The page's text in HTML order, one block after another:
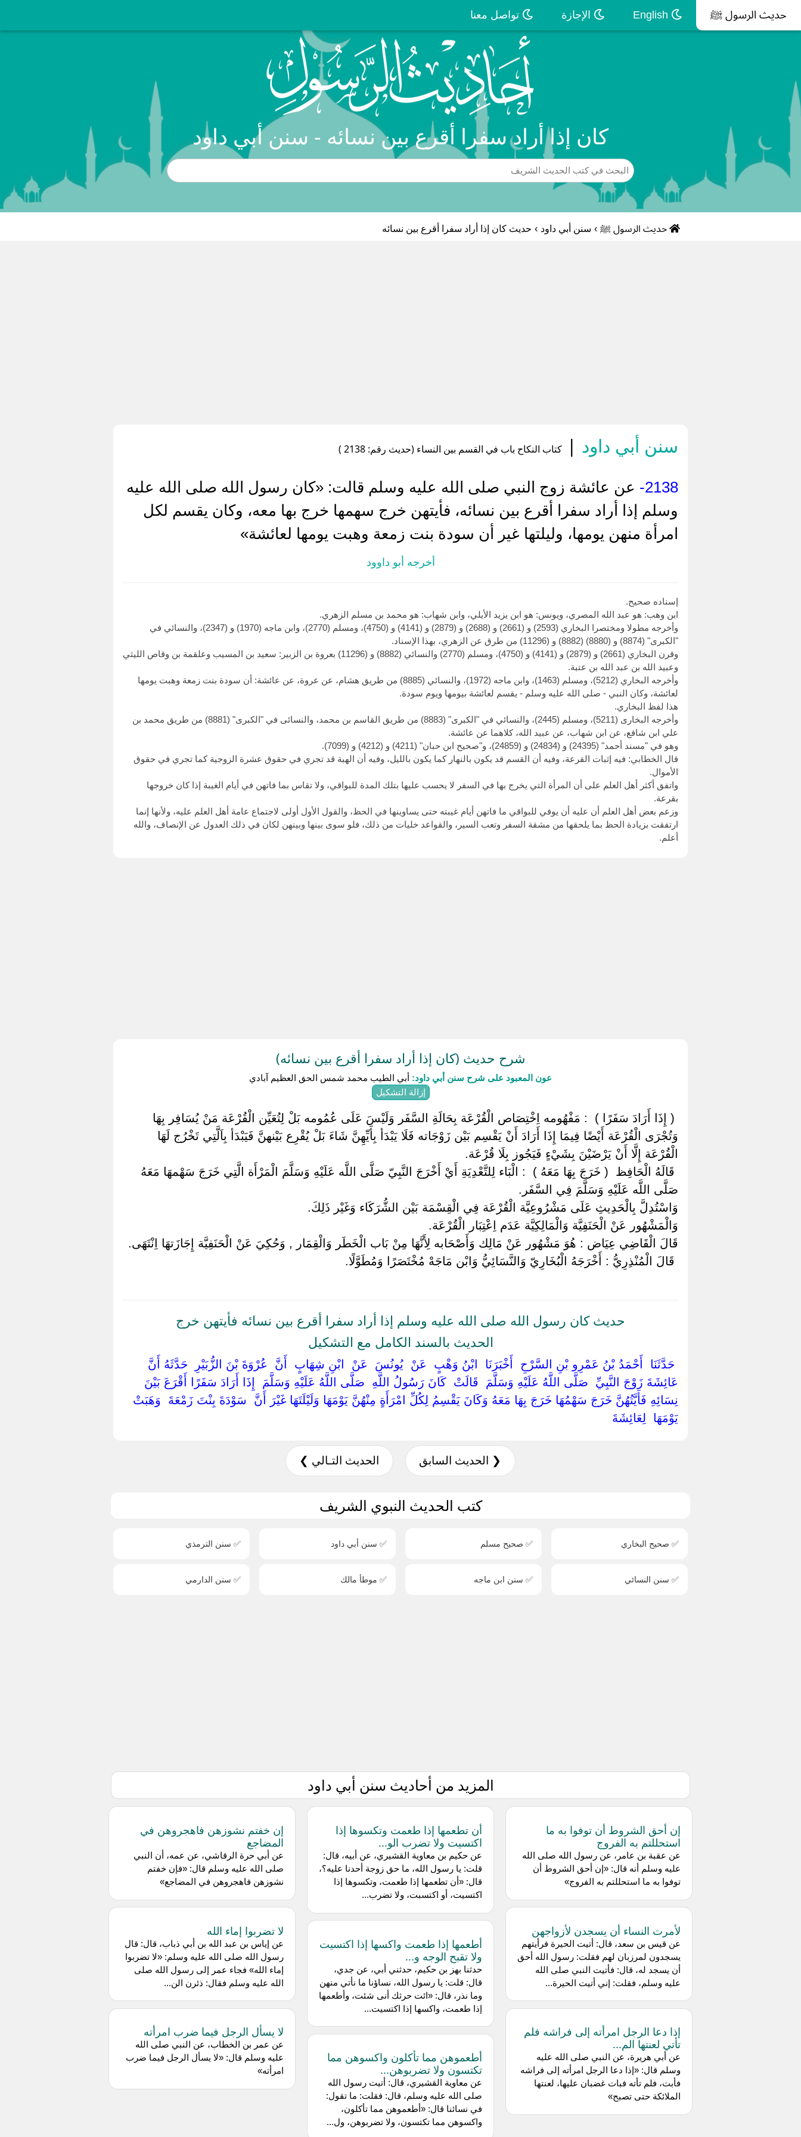
حديث الرسول ﷺ الإجازة تواصل معنا
كان إذا أراد سفرا أقرع بين نسائه - سنن أبي داود
حديث الرسول ﷺ › سنن أبي داود › حديث كان إذا أراد سفرا أقرع بين نسائه
سنن أبي داود | كتاب النكاح باب في القسم بين النساء (حديث رقم: 2138 )
2138-
عن عائشة زوج النبي صلى الله عليه وسلم قالت: «كان رسول الله صلى الله عليه
وسلم إذا أراد سفرا أقرع بين نسائه، فأيتهن خرج سهمها خرج بها معه، وكان يقسم لكل
امرأة منهن يومها، وليلتها غير أن سودة بنت زمعة وهبت يومها لعائشة»
أخرجه أبو داوود
إسناده صحيح.
ابن وهب: هو عبد الله المصري، ويونس: هو ابن يزيد الأيلي، وابن شهاب: هو محمد بن مسلم الزهري.
وأخرجه مطولا ومختصرا البخاري (2593) و (2661) و (2688) و (2879) و (4141) و (4750)، ومسلم (2770)، وابن ماجه (1970) و (2347)، والنسائي في
"الكبرى" (8874) و (8880) (8882) و (11296) من طرق عن الزهري، بهذا الإسناد.
وقرن البخاري (2661) و (2879) و (4141) و (4750)، ومسلم (2770) والنسائي (8882) و (11296) بعروة بن الزبير: سعيد بن المسيب وعلقمة بن وقاص الليثي
وعبيد الله بن عبد الله بن عتبة.
وأخرجه البخاري (5212)، ومسلم (1463)، وابن ماجه (1972)، والنسائي (8885) من طريق هشام، عن عروة، عن عائشة: أن سودة بنت زمعة وهبت يومها
لعائشة، وكان النبي - صلى الله عليه وسلم - يقسم لعائشة بيومها ويوم سودة.
هذا لفظ البخاري.
وأخرجه البخارى (5211)، ومسلم (2445)، والنسائي في "الكبرى" (8883) من طريق القاسم بن محمد، والنسائى في "الكبرى" (8881) من طريق محمد بن
علي ابن شافع، عن ابن شهاب، عن عبيد الله، كلاهما عن عائشة.
وهو في "مسند أحمد" (24395) و (24834) و (24859)، و"صحيح ابن حبان" (4211) و (4212) و (7099).
قال الخطابي: فيه إثبات القرعة، وفيه أن القسم قد يكون بالنهار كما يكون بالليل، وفيه أن الهبة قد تجري في حقوق عشرة الزوجية كما تجري في حقوق
الأموال.
واتفق أكثر أهل العلم على أن المرأة التي يخرج بها في السفر لا يحسب عليها بتلك المدة للبواقي، ولا تقاس بما فاتهن في أيام الغيبة إذا كان خروجها
بقرعة.
وزعم بعض أهل العلم أن عليه أن يوفي للبواقي ما فاتهن أيام غيبته حتى يساوينها في الحظ، والقول الأول أولى لاجتماع عامة أهل العلم عليه، ولأنها إنما
ارتفقت بزيادة الحظ بما يلحقها من مشقة السفر وتعب السير، والقواعد خليات من ذلك، فلو سوى بينها وبينهن لكان في ذلك العدول عن الإنصاف، والله
أعلم.
شرح حديث (كان إذا أراد سفرا أقرع بين نسائه)
عون المعبود على شرح سنن أبي داود: أبي الطيب محمد شمس الحق العظيم آبادي
إزالة التشكيل
‏ ‏( إِذَا أَرَادَ سَفَرًا ) ‏ ‏: مَفْهُومه اِخْتِصَاص الْقُرْعَة بِحَالَةِ السَّفَر وَلَيْسَ عَلَى عُمُومه بَلْ لِتُعَيِّن الْقُرْعَة مَنْ يُسَافِر بِهَا
وَتُجْرَى الْقُرْعَة أَيْضًا فِيمَا إِذَا أَرَادَ أَنْ يَقْسِم بَيْن زَوْجَاته فَلَا يَبْدَأ بِأَيِّهِنَّ شَاءَ بَلْ يُقْرِع بَيْنهنَّ فَيَبْدَأ بِاَلَّتِي تَخْرُج لَهَا
الْقُرْعَة إِلَّا أَنْ يَرْضَيْنَ بِشَيْءٍ فَيَجُوز بِلَا قُرْعَة.
‏ ‏قَالَهُ الْحَافِظ ‏ ‏( خَرَجَ بِهَا مَعَهُ ) ‏ ‏: الْبَاء لِلتَّعْدِيَةِ أَيْ أَخْرَجَ النَّبِيّ صَلَّى اللَّه عَلَيْهِ وَسَلَّمَ الْمَرْأَة الَّتِي خَرَجَ سَهْمهَا مَعَهُ
صَلَّى اللَّه عَلَيْهِ وَسَلَّمَ فِي السَّفَر.
وَاسْتُدِلَّ بِالْحَدِيثِ عَلَى مَشْرُوعِيَّة الْقُرْعَة فِي الْقِسْمَة بَيْن الشُّرَكَاء وَغَيْر ذَلِكَ.
وَالْمَشْهُور عَنْ الْحَنَفِيَّة وَالْمَالِكِيَّة عَدَم اِعْتِبَار الْقُرْعَة.
قَالَ الْقَاضِي عِيَاض : هُوَ مَشْهُور عَنْ مَالِك وَأَصْحَابه لِأَنَّهَا مِنْ بَاب الْخَطَر وَالْقِمَار , وَحُكِيَ عَنْ الْحَنَفِيَّة إِجَازَتهَا اِنْتَهَى.
‏ ‏قَالَ الْمُنْذِرِيُّ : أَخْرَجَهُ الْبُخَارِيّ وَالنَّسَائِيُّ وَابْن مَاجَهْ مُخْتَصَرًا وَمُطَوَّلًا.
حديث كان رسول الله صلى الله عليه وسلم إذا أراد سفرا أقرع بين نسائه فأيتهن خرج
الحديث بالسند الكامل مع التشكيل
‏ ‏حَدَّثَنَا ‏ ‏أَحْمَدُ بْنُ عَمْرِو بْنِ السَّرْحِ ‏ ‏أَخْبَرَنَا ‏ ‏ابْنُ وَهْبٍ ‏ ‏عَنْ ‏ ‏يُونُسَ ‏ ‏عَنْ ‏ ‏ابْنِ شِهَابٍ ‏ ‏أَنَّ ‏ ‏عُرْوَةَ بْنَ الزُّبَيْرِ ‏ ‏حَدَّثَهُ أَنَّ ‏
‏عَائِشَةَ زَوْجَ النَّبِيِّ ‏ ‏صَلَّى اللَّهُ عَلَيْهِ وَسَلَّمَ ‏ ‏قَالَتْ ‏ ‏كَانَ رَسُولُ اللَّهِ ‏ ‏صَلَّى اللَّهُ عَلَيْهِ وَسَلَّمَ ‏ ‏إِذَا أَرَادَ سَفَرًا أَقْرَعَ بَيْنَ
نِسَائِهِ فَأَيَّتُهُنَّ خَرَجَ سَهْمُهَا خَرَجَ بِهَا مَعَهُ وَكَانَ يَقْسِمُ لِكُلِّ امْرَأَةٍ مِنْهُنَّ يَوْمَهَا وَلَيْلَتَهَا غَيْرَ أَنَّ ‏ ‏سَوْدَةَ بِنْتَ زَمْعَةَ ‏ ‏وَهَبَتْ
يَوْمَهَا ‏ ‏لِعَائِشَةَ ‏
❮ الحديث السابق الحديث التـالي ❯
كتب الحديث النبوي الشريف
✅ صحيح البخاري ✅ صحيح مسلم ✅ سنن أبي داود ✅ سنن الترمذي
✅ سنن النسائي ✅ سنن ابن ماجه ✅ موطأ مالك ✅ سنن الدارمي
المزيد من أحاديث سنن أبي داود
إن أحق الشروط أن توفوا به ما
استحللتم به الفروج
عن عقبة بن عامر، عن رسول الله صلى الله
عليه وسلم أنه قال: «إن أحق الشروط أن
توفوا به ما استحللتم به الفروج»
لأمرت النساء أن يسجدن لأزواجهن
عن قيس بن سعد، قال: أتيت الحيرة فرأيتهم
يسجدون لمرزبان لهم فقلت: رسول الله أحق
أن يسجد له، قال: فأتيت النبي صلى الله
عليه وسلم، فقلت: إني أتيت الحيرة...
إذا دعا الرجل امرأته إلى فراشه فلم
تأتي لعنتها الم...
عن أبي هريرة، عن النبي صلى الله عليه
وسلم قال: «إذا دعا الرجل امرأته إلى فراشه
فأبت، فلم تأته فبات غضبان عليها، لعنتها
الملائكة حتى تصبح»
أن تطعمها إذا طعمت وتكسوها إذا
اكتسيت ولا تضرب الو...
عن حكيم بن معاوية القشيري، عن أبيه، قال:
قلت: يا رسول الله، ما حق زوجة أحدنا عليه؟،
قال: «أن تطعمها إذا طعمت، وتكسوها إذا
اكتسيت، أو اكتسبت، ولا تضرب...
أطعمها إذا طعمت واكسها إذا اكتسيت
ولا تقبح الوجه و...
حدثنا بهز بن حكيم، حدثني أبي، عن جدي،
قال: قلت: يا رسول الله، نساؤنا ما نأتي منهن
وما نذر، قال: «ائت حرثك أنى شئت، وأطعمها
إذا طعمت، واكسها إذا اكتسيت...
أطعموهن مما تأكلون واكسوهن مما
تكتسون ولا تضربوهن...
عن معاوية القشيري، قال: أتيت رسول الله
صلى الله عليه وسلم، قال: فقلت: ما تقول:
في نسائنا قال: «أطعموهن مما تأكلون،
واكسوهن مما تكتسون، ولا تضربوهن، ول...
إن خفتم نشوزهن فاهجروهن في
المضاجع
عن أبي حرة الرقاشي، عن عمه، أن النبي
صلى الله عليه وسلم قال: «فإن خفتم
نشوزهن فاهجروهن في المضاجع»
لا تضربوا إماء الله
عن إياس بن عبد الله بن أبي ذباب، قال: قال
رسول الله صلى الله عليه وسلم: «لا تضربوا
إماء الله» فجاء عمر إلى رسول الله صلى
الله عليه وسلم فقال: ذئرن الن...
لا يسأل الرجل فيما ضرب امرأته
عن عمر بن الخطاب، عن النبي صلى الله
عليه وسلم قال: «لا يسأل الرجل فيما ضرب
امرأته»